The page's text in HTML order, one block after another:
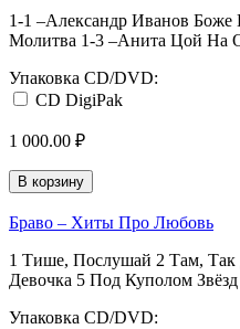
1-1 –Александр Иванов Боже
Молитва 1-3 –Анита Цой На
Упаковка CD/DVD:
CD DigiPak
1 000.00 ₽
В корзину
Браво ‎– Хиты Про Любовь
1 Тише, Послушай 2 Там, Так
Девочка 5 Под Куполом
Упаковка CD/DVD: